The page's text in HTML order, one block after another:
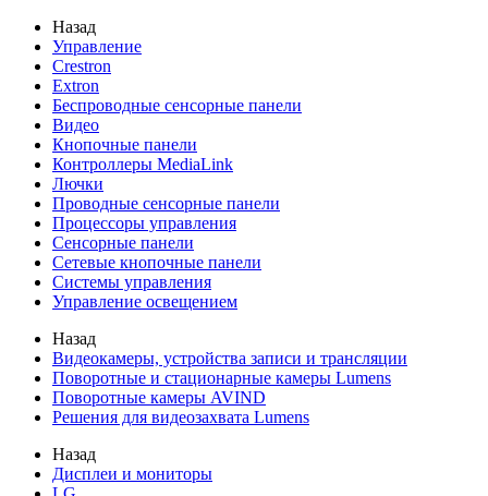
Назад
Управление
Crestron
Extron
Беспроводные сенсорные панели
Видео
Кнопочные панели
Контроллеры MediaLink
Лючки
Проводные сенсорные панели
Процессоры управления
Сенсорные панели
Сетевые кнопочные панели
Системы управления
Управление освещением
Назад
Видеокамеры, устройства записи и трансляции
Поворотные и стационарные камеры Lumens
Поворотные камеры AVIND
Решения для видеозахвата Lumens
Назад
Дисплеи и мониторы